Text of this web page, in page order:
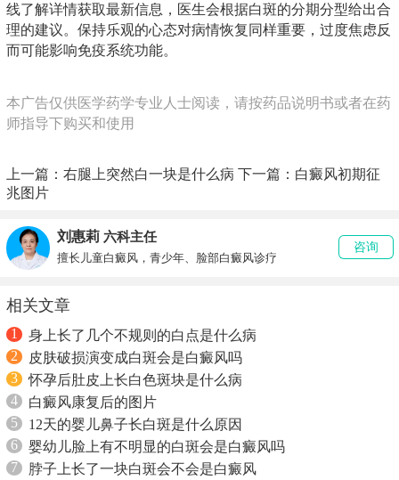
线了解详情获取最新信息，医生会根据白斑的分期分型给出合
理的建议。保持乐观的心态对病情恢复同样重要，过度焦虑反
而可能影响免疫系统功能。
本广告仅供医学药学专业人士阅读，请按药品说明书或者在药
师指导下购买和使用
上一篇： 右腿上突然白一块是什么病 下一篇： 白癜风初期征
兆图片
刘惠莉 六科主任
擅长儿童白癜风，青少年、脸部白癜风诊疗
咨询
相关文章
1
身上长了几个不规则的白点是什么病
2
皮肤破损演变成白斑会是白癜风吗
3
怀孕后肚皮上长白色斑块是什么病
4
白癜风康复后的图片
5
12天的婴儿鼻子长白斑是什么原因
6
婴幼儿脸上有不明显的白斑会是白癜风吗
7
脖子上长了一块白斑会不会是白癜风